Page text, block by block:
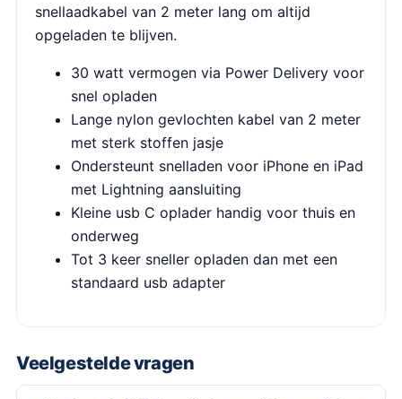
snellaadkabel van 2 meter lang om altijd
opgeladen te blijven.
30 watt vermogen via Power Delivery voor
snel opladen
Lange nylon gevlochten kabel van 2 meter
met sterk stoffen jasje
Ondersteunt snelladen voor iPhone en iPad
met Lightning aansluiting
Kleine usb C oplader handig voor thuis en
onderweg
Tot 3 keer sneller opladen dan met een
standaard usb adapter
Veelgestelde vragen